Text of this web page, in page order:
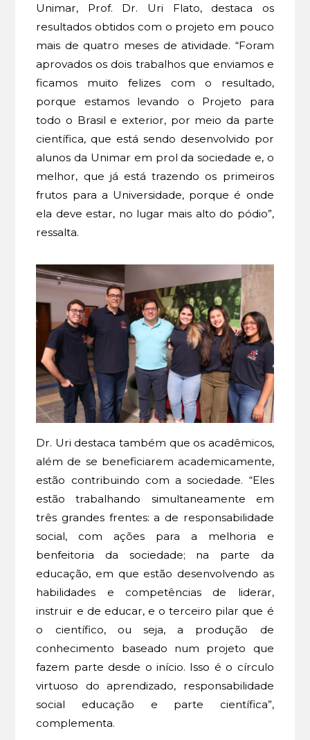
Unimar, Prof. Dr. Uri Flato, destaca os
resultados obtidos com o projeto em pouco
mais de quatro meses de atividade. “Foram
aprovados os dois trabalhos que enviamos e
ficamos muito felizes com o resultado,
porque estamos levando o Projeto para
todo o Brasil e exterior, por meio da parte
científica, que está sendo desenvolvido por
alunos da Unimar em prol da sociedade e, o
melhor, que já está trazendo os primeiros
frutos para a Universidade, porque é onde
ela deve estar, no lugar mais alto do pódio”,
ressalta.
Dr. Uri destaca também que os acadêmicos,
além de se beneficiarem academicamente,
estão contribuindo com a sociedade. “Eles
estão trabalhando simultaneamente em
três grandes frentes: a de responsabilidade
social, com ações para a melhoria e
benfeitoria da sociedade; na parte da
educação, em que estão desenvolvendo as
habilidades e competências de liderar,
instruir e de educar, e o terceiro pilar que é
o científico, ou seja, a produção de
conhecimento baseado num projeto que
fazem parte desde o início. Isso é o círculo
virtuoso do aprendizado, responsabilidade
social educação e parte científica”,
complementa.